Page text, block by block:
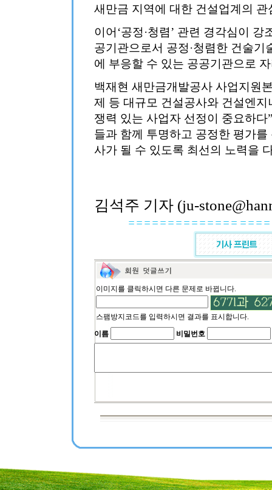
새만금 지역에 대한 건설업계의 관
이어‘공정·청렴’ 관련 경각심이
공기관으로서 공정·청렴한 건술
에 부응할 수 있는 공공기관으로
백재현 새만금개발공사 사업지원
제 등 대규모 건설공사와 건설엔
쟁력 있는 사업자 선정이 중요하
들과 함께 투명하고 공정한 평가
사가 될 수 있도록 최선의 노력을
김석주 기자 (ju-
이미지를 클릭하시면 다른 문제로 바뀝니다.
스팸방지코드를 입력하시면 결과를 표시합니다.
이름
비밀번호